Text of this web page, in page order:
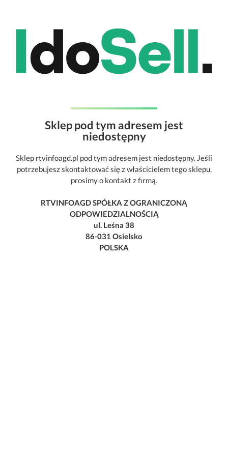
Sklep pod tym adresem jest
niedostępny
Sklep rtvinfoagd.pl pod tym adresem jest niedostępny. Jeśli
potrzebujesz skontaktować się z właścicielem tego sklepu,
prosimy o kontakt z firmą.
RTVINFOAGD SPÓŁKA Z OGRANICZONĄ
ODPOWIEDZIALNOŚCIĄ
ul. Leśna 38
86-031 Osielsko
POLSKA